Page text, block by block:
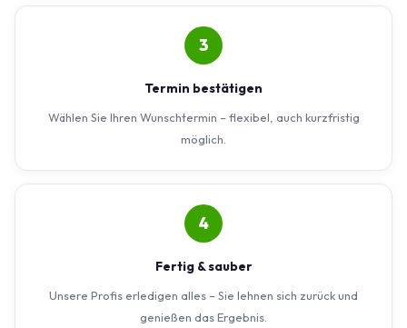
3
Termin bestätigen
Wählen Sie Ihren Wunschtermin – flexibel, auch kurzfristig
möglich.
4
Fertig & sauber
Unsere Profis erledigen alles – Sie lehnen sich zurück und
genießen das Ergebnis.